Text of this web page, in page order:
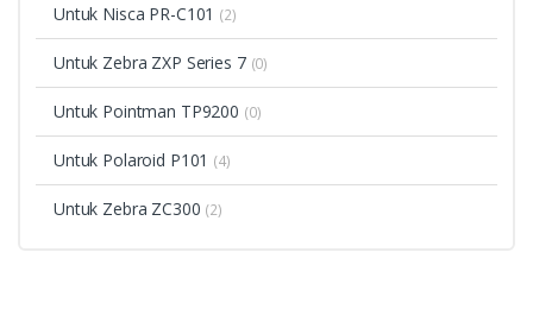
Untuk Nisca PR-C101 (2)
Untuk Zebra ZXP Series 7 (0)
Untuk Pointman TP9200 (0)
Untuk Polaroid P101 (4)
Untuk Zebra ZC300 (2)